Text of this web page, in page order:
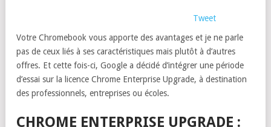
Tweet
Votre Chromebook vous apporte des avantages et je ne parle
pas de ceux liés à ses caractéristiques mais plutôt à d’autres
offres. Et cette fois-ci, Google a décidé d’intégrer une période
d’essai sur la licence Chrome Enterprise Upgrade, à destination
des professionnels, entreprises ou écoles.
CHROME ENTERPRISE UPGRADE :